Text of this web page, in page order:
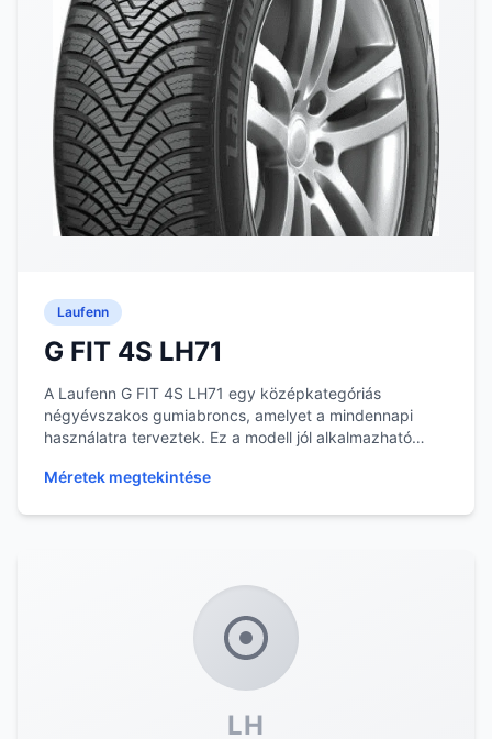
Laufenn
G FIT 4S LH71
A Laufenn G FIT 4S LH71 egy középkategóriás
négyévszakos gumiabroncs, amelyet a mindennapi
használatra terveztek. Ez a modell jól alkalmazható
Méretek megtekintése
LH